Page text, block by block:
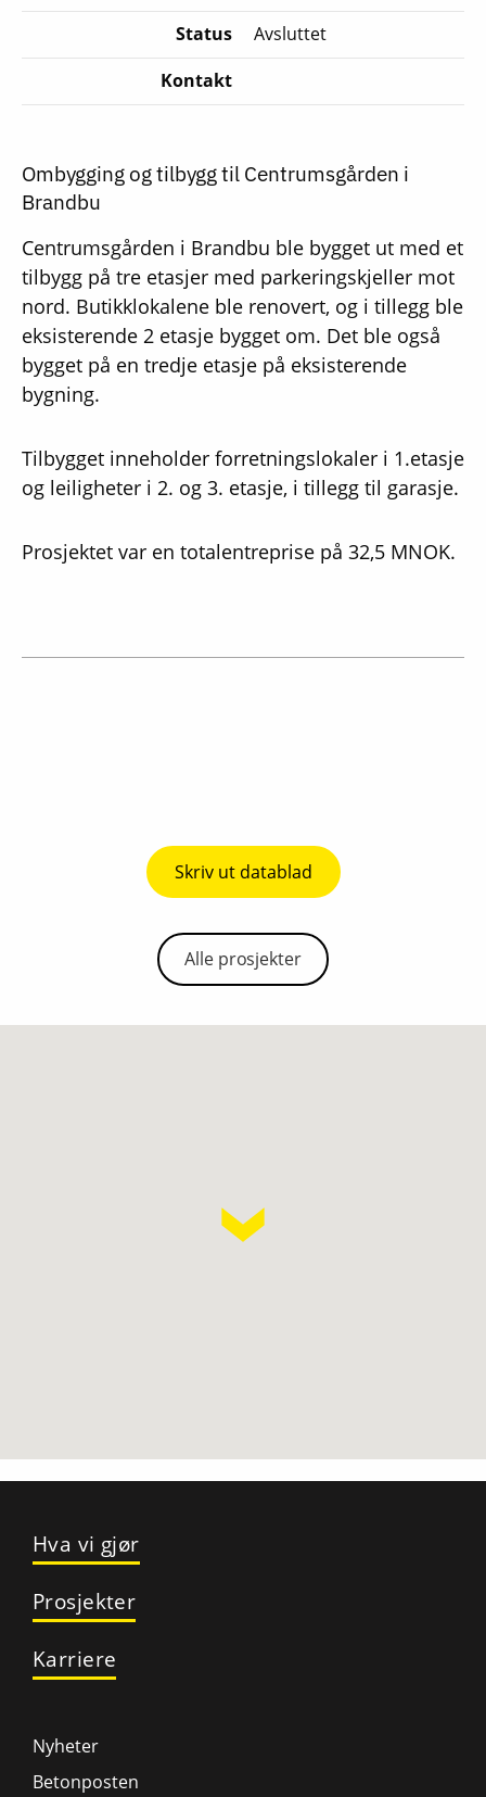
Status
Avsluttet
Kontakt
Ombygging og tilbygg til Centrumsgården i
Brandbu
Centrumsgården i Brandbu ble bygget ut med et
tilbygg på tre etasjer med parkeringskjeller mot
nord. Butikklokalene ble renovert, og i tillegg ble
eksisterende 2 etasje bygget om. Det ble også
bygget på en tredje etasje på eksisterende
bygning.
Tilbygget inneholder forretningslokaler i 1.etasje
og leiligheter i 2. og 3. etasje, i tillegg til garasje.
Prosjektet var en totalentreprise på 32,5 MNOK.
Skriv ut datablad
Alle prosjekter
Hva vi gjør
Prosjekter
Karriere
Nyheter
Betonposten